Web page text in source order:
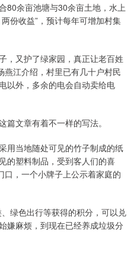
余亩池塘与30余亩土地，水上
份收益”，预计每年可增加村集
又护了绿家园，真正让老百姓
燕江介绍，村里已有几十户村民
以外，多余的电会自动卖给电
文章有着不一样的写法。
当地随处可见的竹子制成的纸
的塑料制品，受到客人们的喜
口，一个小牌子上公示着家庭的
绿色出行等获得的积分，可以兑
嫌麻烦，到现在已经养成垃圾分